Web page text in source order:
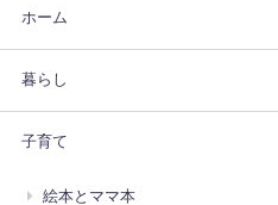
ホーム
暮らし
子育て
絵本とママ本